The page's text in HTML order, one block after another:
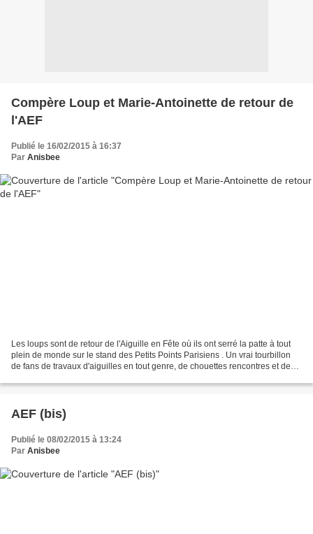
Compère Loup et Marie-Antoinette de retour de
l'AEF
Publié le 16/02/2015 à 16:37
Par Anisbee
Les loups sont de retour de l'Aiguille en Fête où ils ont serré la patte à tout
plein de monde sur le stand des Petits Points Parisiens . Un vrai tourbillon
de fans de travaux d'aiguilles en tout genre, de chouettes rencontres et des
AEF (bis)
Publié le 08/02/2015 à 13:24
Par Anisbee